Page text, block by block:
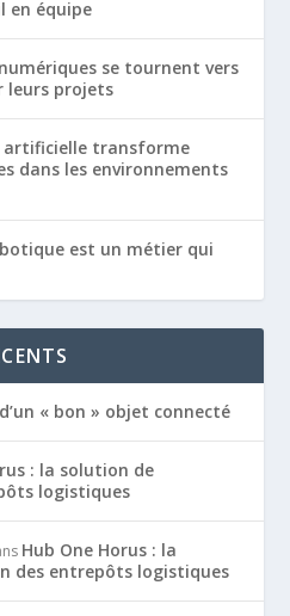
en équipe
se tournent vers
leurs projets
artificielle transforme
dans les environnements
est un métier qui
« bon » objet connecté
: la solution de
logistiques
Hub One Horus : la
des entrepôts logistiques